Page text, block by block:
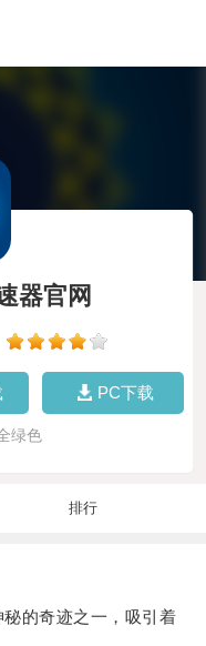
器官网
PC下载
绿色
排行
的奇迹之一，吸引着